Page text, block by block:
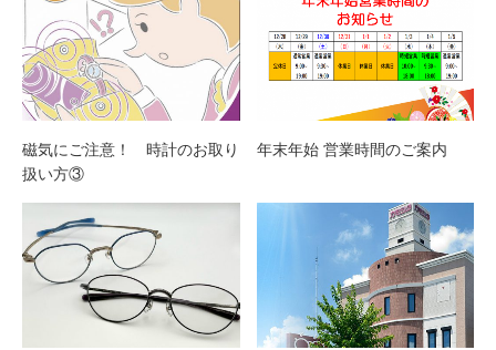
磁気にご注意！ 時計のお取り
扱い方③
年末年始 営業時間のご案内